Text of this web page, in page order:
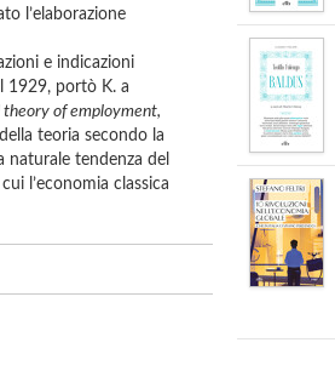
l’elaborazione
e indicazioni
1929, portò K. a
theory of employment,
teoria secondo la
naturale tendenza del
l’economia classica